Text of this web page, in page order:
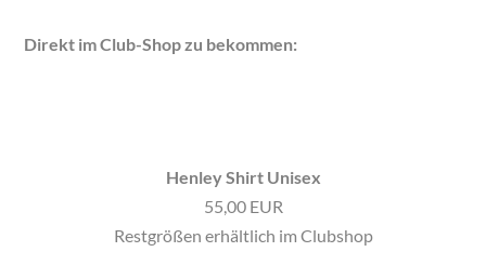
Direkt im Club-Shop zu bekommen:
Henley Shirt Unisex
55,00 EUR
Restgrößen erhältlich im Clubshop